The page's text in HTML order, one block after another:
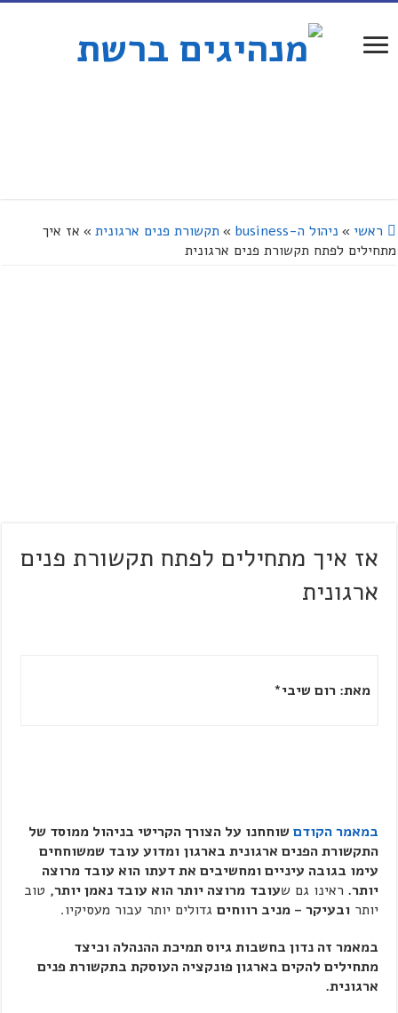
ראשי » ניהול ה-business » תקשורת פנים ארגונית » אז איך
מתחילים לפתח תקשורת פנים ארגונית
אז איך מתחילים לפתח תקשורת פנים
ארגונית
מאת: רום שיבי*
במאמר הקודם שוחחנו על הצורך הקריטי בניהול ממוסד של
התקשורת הפנים ארגונית בארגון ומדוע עובד שמשוחחים
עימו בגובה עיניים ומחשיבים את דעתו הוא עובד מרוצה
יותר. ראינו גם שעובד מרוצה יותר הוא עובד נאמן יותר, טוב
יותרובעיקר – מניב רווחים גדולים יותר עבור מעסיקיו.
במאמר זה נדון בחשבות גיוס תמיכת ההנהלה וכיצד
מתחילים להקים בארגון פונקציה העוסקת בתקשורת פנים
ארגונית.